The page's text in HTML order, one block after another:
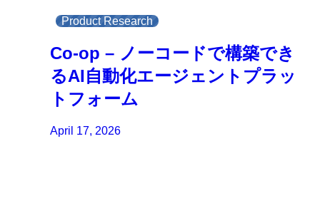
Product Research
Co-op – ノーコードで構築でき
るAI自動化エージェントプラッ
トフォーム
April 17, 2026